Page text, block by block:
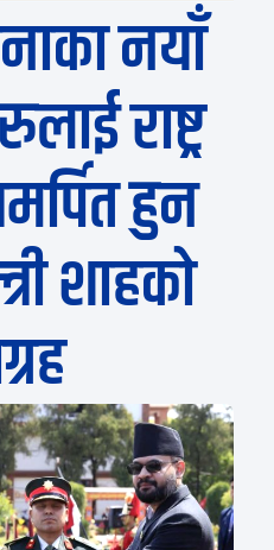
नयाँ
राष्ट्र
हुन
शाहको